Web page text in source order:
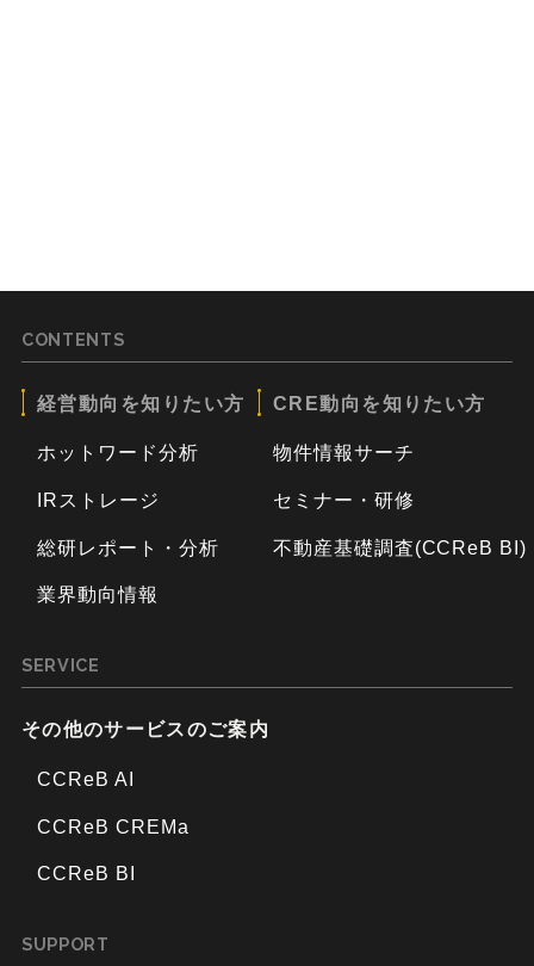
CONTENTS
経営動向を知りたい方
ホットワード分析
IRストレージ
総研レポート・分析
業界動向情報
CRE動向を知りたい方
物件情報サーチ
セミナー・研修
不動産基礎調査(CCReB BI)
SERVICE
その他のサービスのご案内
CCReB AI
CCReB CREMa
CCReB BI
SUPPORT